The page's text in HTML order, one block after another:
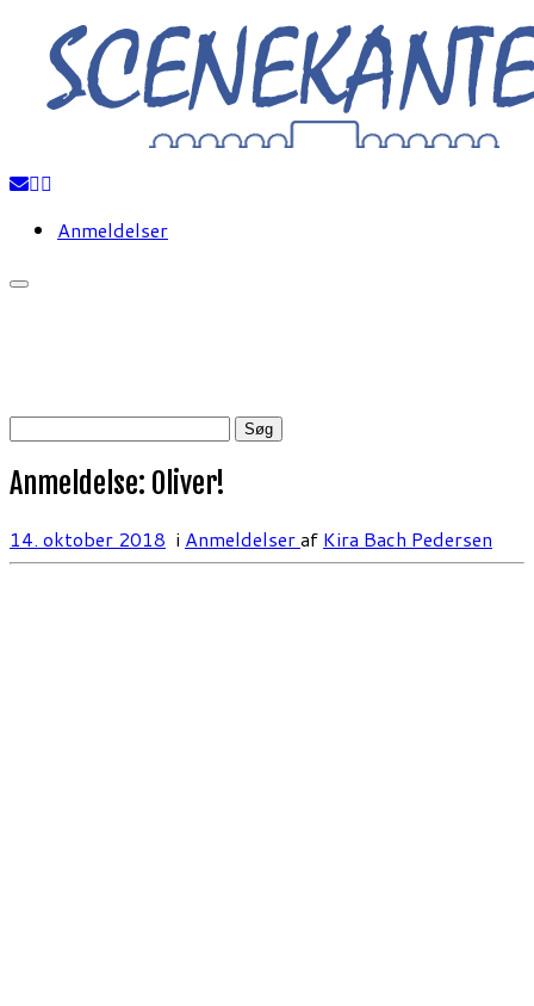
Fortsæt
indhold
Anmeldelser
Søg
Anmeldelse: Oliver!
14. oktober 2018 i Anmeldelseraf Kira Bach Pedersen